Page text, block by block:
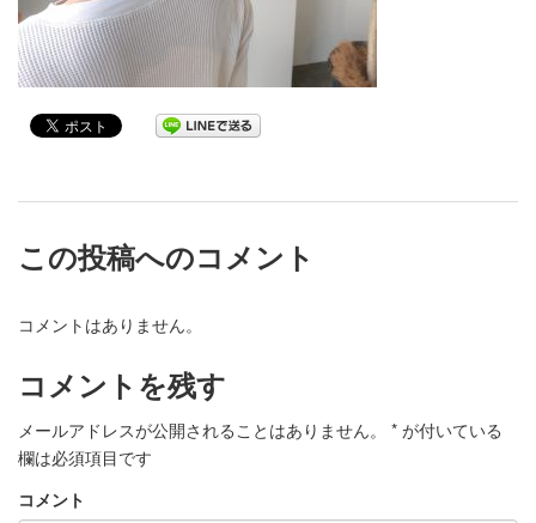
この投稿へのコメント
コメントはありません。
コメントを残す
メールアドレスが公開されることはありません。 * が付いている
欄は必須項目です
コメント